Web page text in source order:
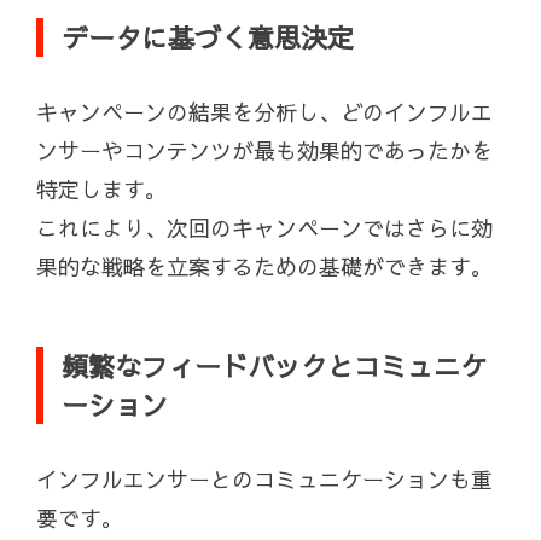
データに基づく意思決定
キャンペーンの結果を分析し、どのインフルエ
ンサーやコンテンツが最も効果的であったかを
特定します。
これにより、次回のキャンペーンではさらに効
果的な戦略を立案するための基礎ができます。
頻繁なフィードバックとコミュニケ
ーション
インフルエンサーとのコミュニケーションも重
要です。